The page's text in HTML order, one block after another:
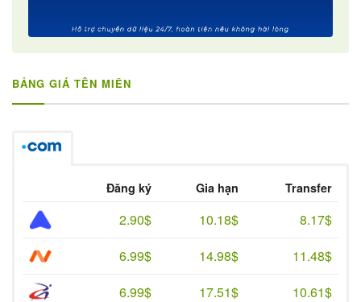
BẢNG GIÁ TÊN MIỀN
Đăng ký Gia hạn Transfer
2.90$ 10.18$
8.17$
6.99$
14.98$
11.48$
6.99$
17.51$
10.61$